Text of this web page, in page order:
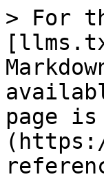
> For
page